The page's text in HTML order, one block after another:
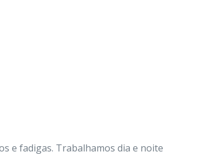
e fadigas. Trabalhamos dia e noite